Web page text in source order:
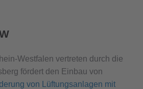
Westfalen vertreten durch die
fördert den Einbau von
von Lüftungsanlagen mit